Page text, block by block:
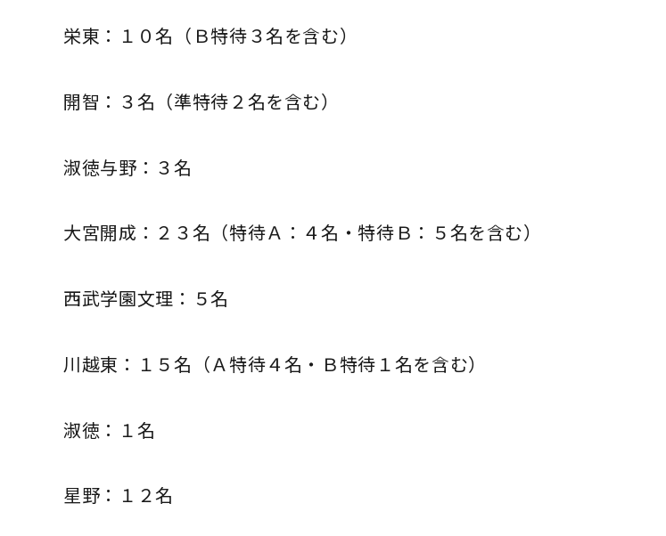
栄東：１０名（Ｂ特待３名を含む）
開智：３名（準特待２名を含む）
淑徳与野：３名
大宮開成：２３名（特待Ａ：４名・特待Ｂ：５名を含む）
西武学園文理：５名
川越東：１５名（Ａ特待４名・Ｂ特待１名を含む）
淑徳：１名
星野：１２名